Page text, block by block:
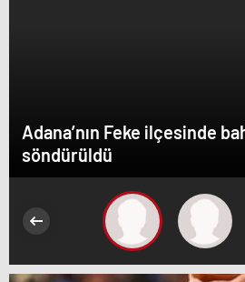
Adana’nın Feke ilçesinde
söndürüldü